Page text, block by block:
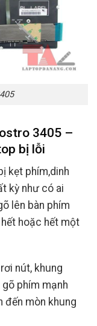
3405 –
bị lỗi
kẹt phím,dinh
kỳ như có ai
lên bàn phím
hoặc hết một
nút, khung
phím mạnh
đến mòn khung